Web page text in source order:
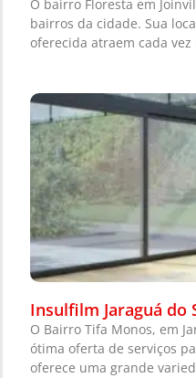
O bairro Floresta em
bairros da cidade. Sua
oferecida atraem cada
Insulfilm Jaraguá do
O Bairro Tifa Monos, em
ótima oferta de serviços
oferece uma grande